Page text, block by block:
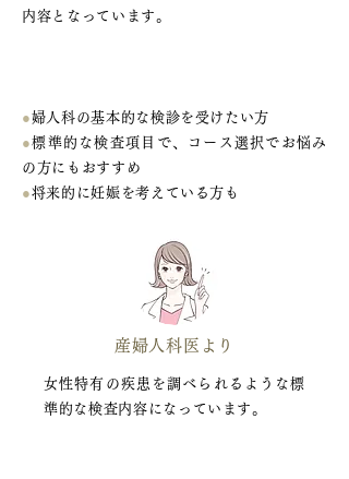
内容となっています。
●婦人科の基本的な検診を受けたい方
●標準的な検査項目で、コース選択でお悩み
の方にもおすすめ
●将来的に妊娠を考えている方も
産婦人科医より
女性特有の疾患を調べられるような標
準的な検査内容になっています。